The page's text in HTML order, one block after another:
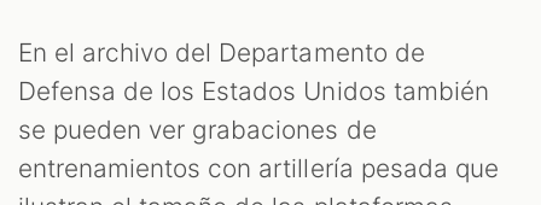
En el archivo del Departamento de
Defensa de los Estados Unidos también
se pueden ver grabaciones de
entrenamientos con artillería pesada que